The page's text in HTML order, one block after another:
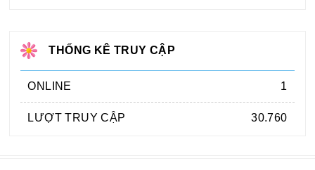
THỐNG KÊ TRUY CẬP
ONLINE 1
LƯỢT TRUY CẬP 30.760